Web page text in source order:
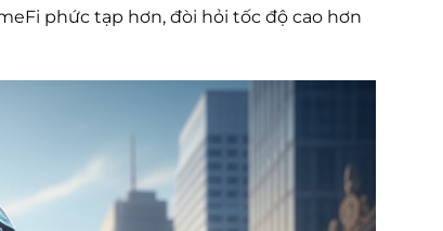
phức tạp hơn, đòi hỏi tốc độ cao hơn